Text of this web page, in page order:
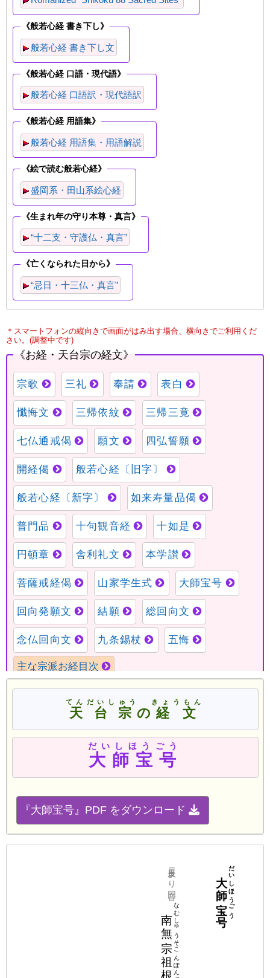
＊スマートフォンの縦向きで画面がはみ出す場合、横向きでご利用くだ
さい。(調整中です)
天台宗
てんだいしゅう
の 経文
きょうもん
大師宝号
だいしほうごう
『大師宝号』PDF をダウンロード
大師宝号だいしほうごう
二反目より同音